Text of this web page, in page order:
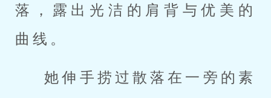
落，露出光洁的肩背与优美的
曲线。
她伸手捞过散落在一旁的素